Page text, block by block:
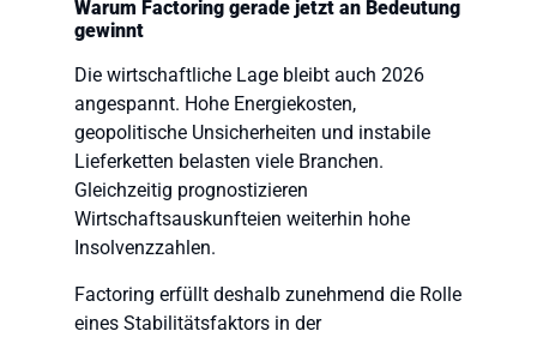
Warum Factoring gerade jetzt an Bedeutung
gewinnt
Die wirtschaftliche Lage bleibt auch 2026
angespannt. Hohe Energiekosten,
geopolitische Unsicherheiten und instabile
Lieferketten belasten viele Branchen.
Gleichzeitig prognostizieren
Wirtschaftsauskunfteien weiterhin hohe
Insolvenzzahlen.
Factoring erfüllt deshalb zunehmend die Rolle
eines Stabilitätsfaktors in der